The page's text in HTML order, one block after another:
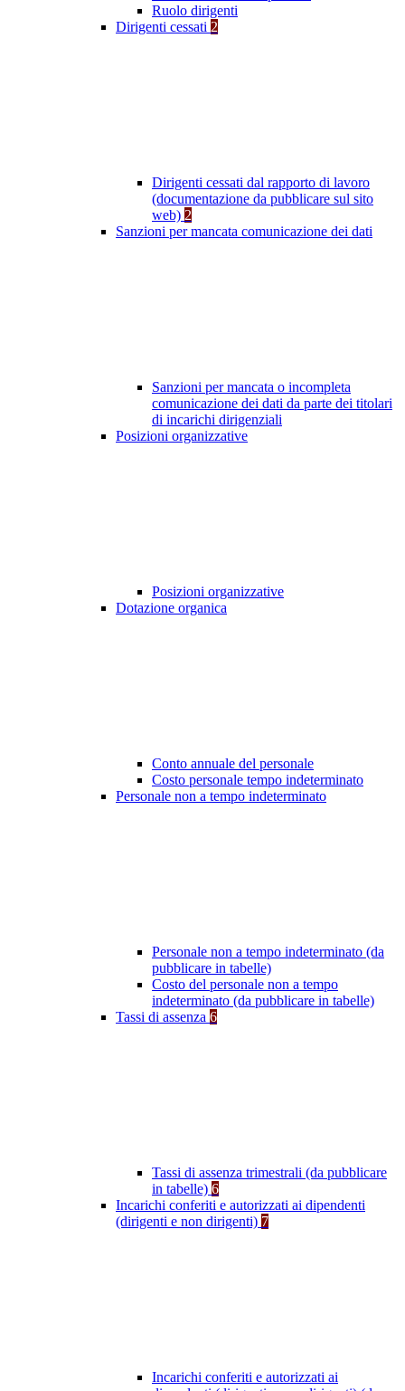
Ruolo dirigenti
Dirigenti cessati 2
Dirigenti cessati dal rapporto di lavoro
(documentazione da pubblicare sul sito
web) 2
Sanzioni per mancata comunicazione dei dati
Sanzioni per mancata o incompleta
comunicazione dei dati da parte dei titolari
di incarichi dirigenziali
Posizioni organizzative
Posizioni organizzative
Dotazione organica
Conto annuale del personale
Costo personale tempo indeterminato
Personale non a tempo indeterminato
Personale non a tempo indeterminato (da
pubblicare in tabelle)
Costo del personale non a tempo
indeterminato (da pubblicare in tabelle)
Tassi di assenza 6
Tassi di assenza trimestrali (da pubblicare
in tabelle) 6
Incarichi conferiti e autorizzati ai dipendenti
(dirigenti e non dirigenti) 7
Incarichi conferiti e autorizzati ai